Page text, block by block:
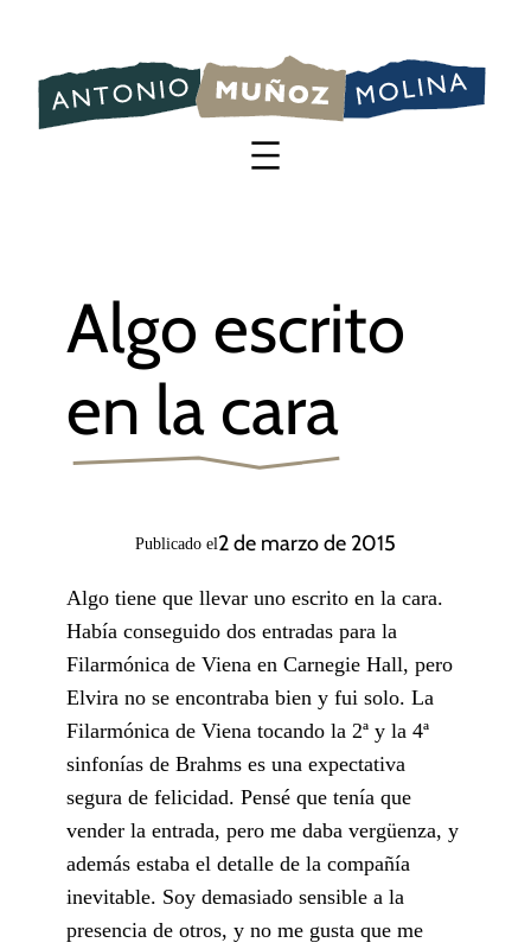
contenido
Algo escrito
en la cara
Publicado el2 de marzo de 2015
Algo tiene que llevar uno escrito en la cara.
Había conseguido dos entradas para la
Filarmónica de Viena en Carnegie Hall, pero
Elvira no se encontraba bien y fui solo. La
Filarmónica de Viena tocando la 2ª y la 4ª
sinfonías de Brahms es una expectativa
segura de felicidad. Pensé que tenía que
vender la entrada, pero me daba vergüenza, y
además estaba el detalle de la compañía
inevitable. Soy demasiado sensible a la
presencia de otros, y no me gusta que me